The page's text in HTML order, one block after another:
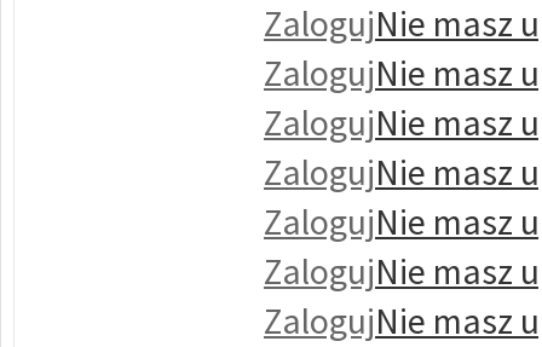
ZalogujNie masz
ZalogujNie masz
ZalogujNie masz
ZalogujNie masz
ZalogujNie masz
ZalogujNie masz
ZalogujNie masz